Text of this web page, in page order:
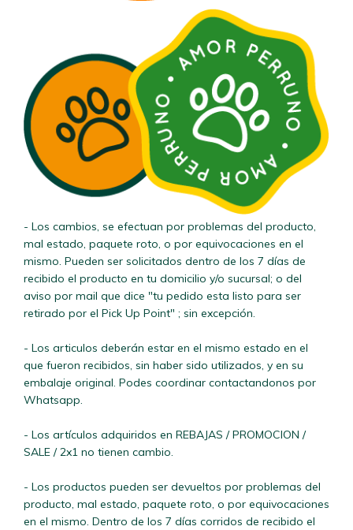
- Los cambios, se efectuan por problemas del producto,
mal estado, paquete roto, o por equivocaciones en el
mismo. Pueden ser solicitados dentro de los 7 días de
recibido el producto en tu domicilio y/o sucursal; o del
aviso por mail que dice "tu pedido esta listo para ser
retirado por el Pick Up Point" ; sin excepción.
- Los articulos deberán estar en el mismo estado en el
que fueron recibidos, sin haber sido utilizados, y en su
embalaje original. Podes coordinar contactandonos por
Whatsapp.
- Los artículos adquiridos en REBAJAS / PROMOCION /
SALE / 2x1 no tienen cambio.
- Los productos pueden ser devueltos por problemas del
producto, mal estado, paquete roto, o por equivocaciones
en el mismo. Dentro de los 7 días corridos de recibido el